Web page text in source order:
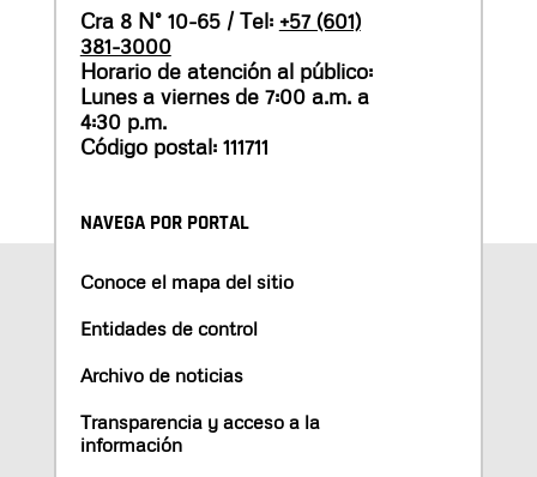
Cra 8 N° 10-65 / Tel: +57 (601)
381-3000
Horario de atención al público:
Lunes a viernes de 7:00 a.m. a
4:30 p.m.
Código postal: 111711
NAVEGA POR PORTAL
Conoce el mapa del sitio
Entidades de control
Archivo de noticias
Transparencia y acceso a la
información